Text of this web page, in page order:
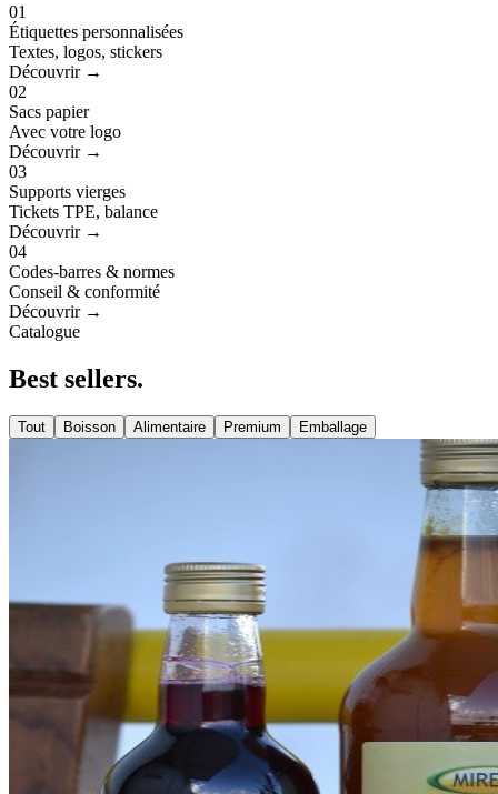
01
Étiquettes personnalisées
Textes, logos, stickers
Découvrir →
02
Sacs papier
Avec votre logo
Découvrir →
03
Supports vierges
Tickets TPE, balance
Découvrir →
04
Codes-barres & normes
Conseil & conformité
Découvrir →
Catalogue
Best sellers.
Tout Boisson Alimentaire Premium Emballage